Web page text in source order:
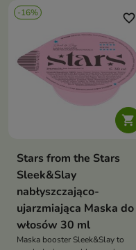
-16%

favorite_border
Stars from the Stars
Sleek&Slay
nabłyszczająco-
ujarzmiająca Maska do
włosów 30 ml
Maska booster Sleek&Slay to